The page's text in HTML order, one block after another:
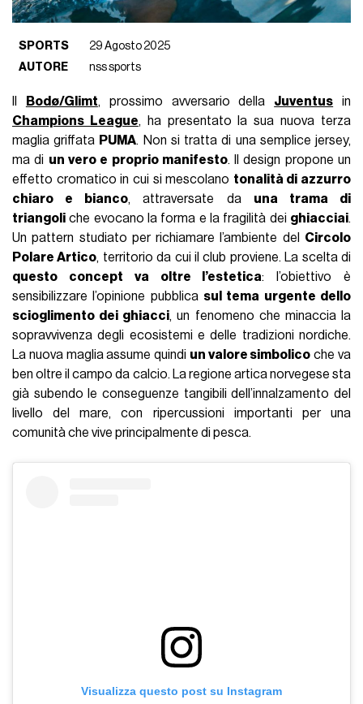
SPORTS
29 Agosto 2025
AUTORE
nss sports
Bodø/Glimt, prossimo avversario della Juventus in
Champions League, ha presentato la sua nuova terza
maglia griffata PUMA. Non si tratta di una semplice jersey,
ma di un vero e proprio manifesto. Il design propone un
effetto cromatico in cui si mescolano tonalità di azzurro
chiaro e bianco, attraversate da una trama di
triangoli che evocano la forma e la fragilità dei ghiacciai.
Un pattern studiato per richiamare l’ambiente del Circolo
Polare Artico, territorio da cui il club proviene. La scelta di
questo concept va oltre l’estetica: l’obiettivo è
sensibilizzare l’opinione pubblica sul tema urgente dello
scioglimento dei ghiacci, un fenomeno che minaccia la
sopravvivenza degli ecosistemi e delle tradizioni nordiche.
La nuova maglia assume quindi un valore simbolico che va
ben oltre il campo da calcio. La regione artica norvegese sta
già subendo le conseguenze tangibili dell’innalzamento del
livello del mare, con ripercussioni importanti per una
comunità che vive principalmente di pesca.
Visualizza questo post su Instagram